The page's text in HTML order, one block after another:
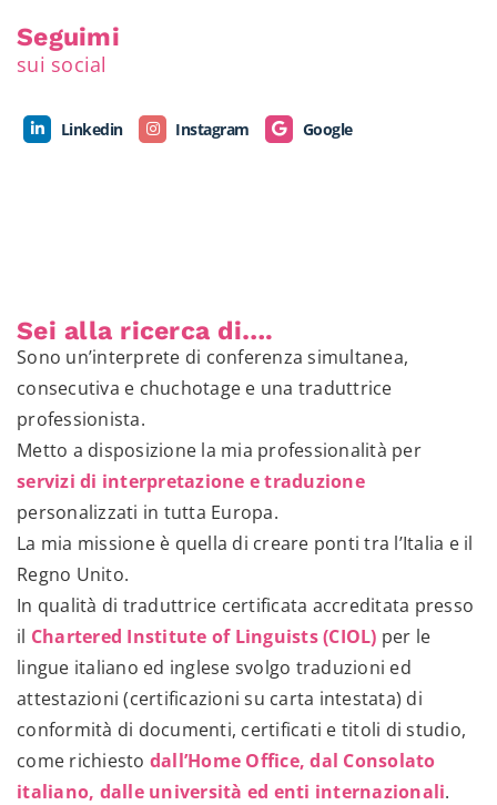
Seguimi
sui social
Linkedin Instagram Google
Sei alla ricerca di….
Sono un’interprete di conferenza simultanea,
consecutiva e chuchotage e una traduttrice
professionista.
Metto a disposizione la mia professionalità per
servizi di interpretazione e traduzione
personalizzati in tutta Europa.
La mia missione è quella di creare ponti tra l’Italia e il
Regno Unito.
In qualità di traduttrice certificata accreditata presso
il Chartered Institute of Linguists (CIOL) per le
lingue italiano ed inglese svolgo traduzioni ed
attestazioni (certificazioni su carta intestata) di
conformità di documenti, certificati e titoli di studio,
come richiesto dall’Home Office, dal Consolato
italiano, dalle università ed enti internazionali.